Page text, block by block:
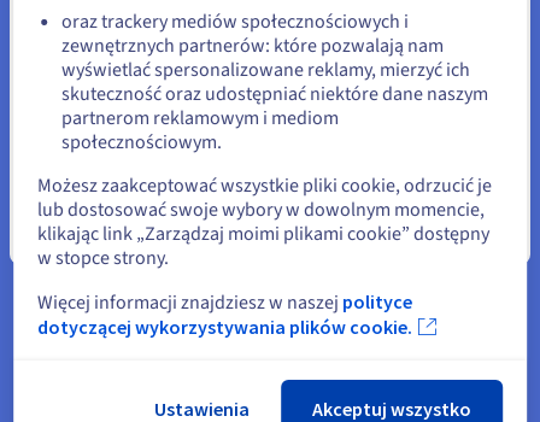
Rozpocznij już dziś
otrzymujeszdarmowy hostingo rozmiarze 100 MB. Ta oferta
pozwala na stworzenie statycznej strony www. Oddaje
również do Twojej dyspozycji powiązane konto e-mailowe o 5
GB przestrzeni dyskowej, co stanowi niezaprzeczalny atut na
zalecamy wybór hostingu o większej pojemności.
Pozostań na bieżącej stronie
Wybierz inną stronę
Zamknij
oraz trackery mediów społecznościowych i
zewnętrznych partnerów: które pozwalają nam
wyświetlać spersonalizowane reklamy, mierzyć ich
skuteczność oraz udostępniać niektóre dane naszym
partnerom reklamowym i mediom
społecznościowym.
Możesz zaakceptować wszystkie pliki cookie, odrzucić je
lub dostosować swoje wybory w dowolnym momencie,
klikając link „Zarządzaj moimi plikami cookie” dostępny
w stopce strony.
Więcej informacji znajdziesz w naszej polityce
dotyczącej wykorzystywania plików cookie.
Ustawienia Akceptuj wszystko